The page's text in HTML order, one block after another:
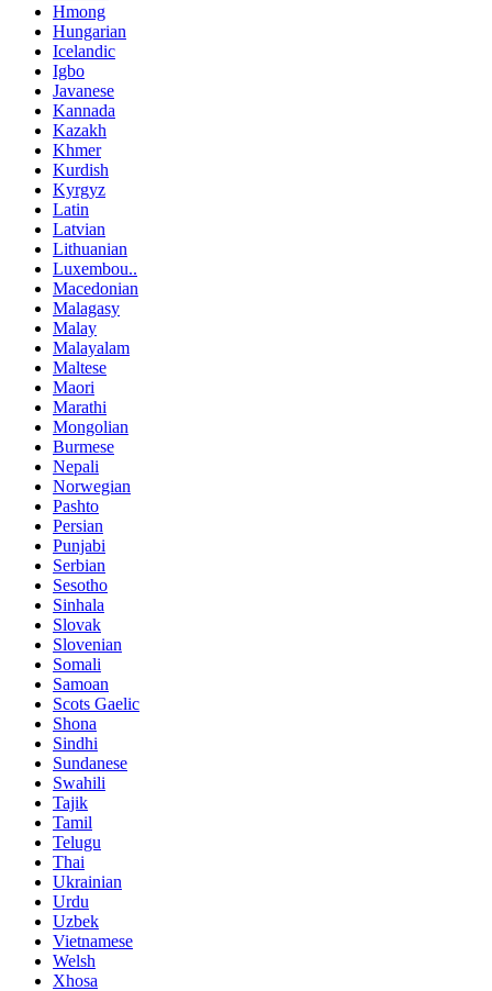
Hmong
Hungarian
Icelandic
Igbo
Javanese
Kannada
Kazakh
Khmer
Kurdish
Kyrgyz
Latin
Latvian
Lithuanian
Luxembou..
Macedonian
Malagasy
Malay
Malayalam
Maltese
Maori
Marathi
Mongolian
Burmese
Nepali
Norwegian
Pashto
Persian
Punjabi
Serbian
Sesotho
Sinhala
Slovak
Slovenian
Somali
Samoan
Scots Gaelic
Shona
Sindhi
Sundanese
Swahili
Tajik
Tamil
Telugu
Thai
Ukrainian
Urdu
Uzbek
Vietnamese
Welsh
Xhosa